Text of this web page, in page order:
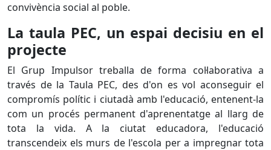
convivència social al poble.
La taula PEC, un espai decisiu en el
projecte
El Grup Impulsor treballa de forma col·laborativa a
través de la Taula PEC, des d'on es vol aconseguir el
compromís polític i ciutadà amb l'educació, entenent-la
com un procés permanent d'aprenentatge al llarg de
tota la vida. A la ciutat educadora, l'educació
transcendeix els murs de l'escola per a impregnar tota